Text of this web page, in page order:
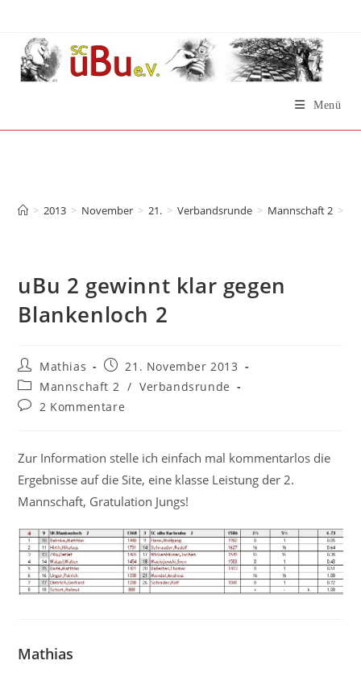
springen
Menü
> 2013 > November > 21. > Verbandsrunde > Mannschaft 2 >
uBu 2 gewinnt klar gegen
Blankenloch 2
Beitrags-
Autor:
Mathias
Beitrag
veröffentlicht:
21. November 2013
Beitrags-
Kategorie:
Mannschaft 2 / Verbandsrunde
Beitrags-
2 Kommentare
Zur Information stelle ich einfach mal kommentarlos die
Ergebnisse auf die Site, eine klasse Leistung der 2.
Mannschaft, Gratulation Jungs!
Mathias